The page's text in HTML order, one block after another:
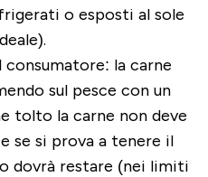
o esposti al sole
la carne
sul pesce con un
tolto la carne non deve
se si prova a tenere il
dovrà restare (nei limiti